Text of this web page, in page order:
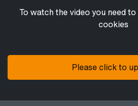
To watch the video you need
cookies
Please click to